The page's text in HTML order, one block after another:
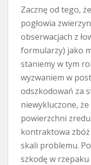
Zacznę od tego,
pogłowia
obserwacjach z
formularzy) jako
staniemy w tym
wyzwaniem w
odszkodowań za
niewykluczone,
powierzchni
kontraktowa
skali problemu.
szkodę w